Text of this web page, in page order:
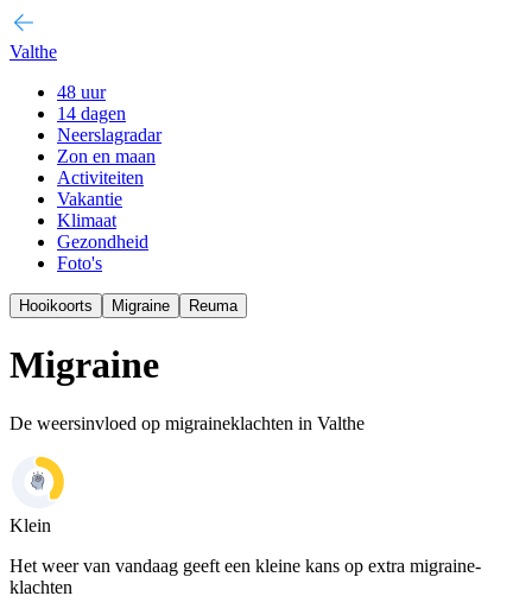
Valthe
48 uur
14 dagen
Neerslagradar
Zon en maan
Activiteiten
Vakantie
Klimaat
Gezondheid
Foto's
Hooikoorts Migraine Reuma
Migraine
De weersinvloed op migraineklachten in Valthe
Klein
Het weer van vandaag geeft een kleine kans op extra migraine-
klachten